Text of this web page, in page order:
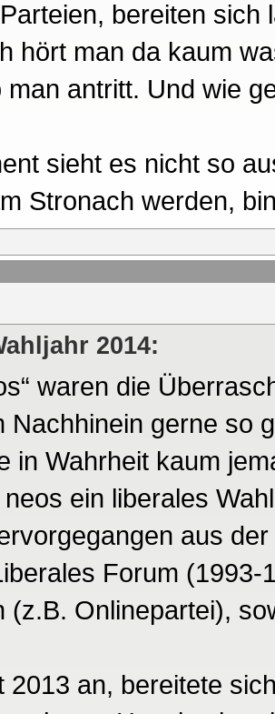
bereiten sich
hört man da kaum
man antritt. Und wie
sieht es nicht so
Stronach werden,
2014:
waren die
Nachhinein gerne so
in Wahrheit kaum
ein liberales
aus
Forum
(z.B. Onlinepartei),
2013 an, bereitete